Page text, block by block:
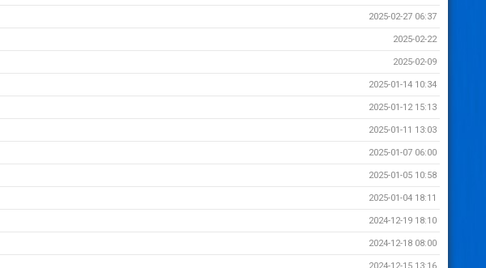
2025-02-27 06:37
2025-02-22
2025-02-09
2025-01-14 10:34
2025-01-12 15:13
2025-01-11 13:03
2025-01-07 06:00
2025-01-05 10:58
2025-01-04 18:11
2024-12-19 18:10
2024-12-18 08:00